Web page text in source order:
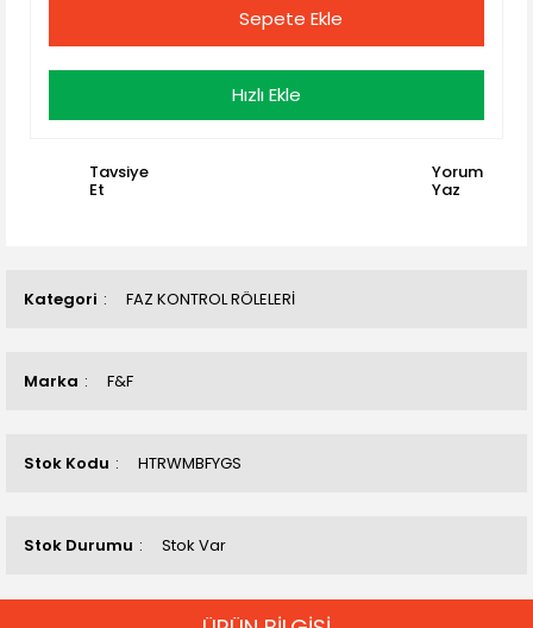
Kategori FAZ KONTROL RÖLELERİ
Marka F&F
Stok Kodu HTRWMBFYGS
Stok Durumu Stok Var
Sepete Ekle
Hızlı Ekle
Tavsiye
Et
Yorum
Yaz